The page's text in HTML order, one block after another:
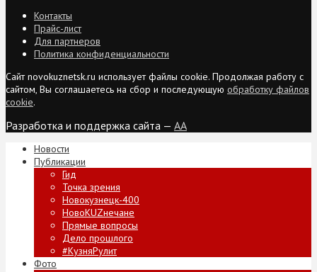
Контакты
Прайс-лист
Для партнеров
Политика конфиденциальности
Сайт novokuznetsk.ru использует файлы cookie. Продолжая работу с
сайтом, Вы соглашаетесь на сбор и последующую обработку файлов
cookie.
Разработка и поддержка сайта — AA
Новости
Публикации
Гид
Точка зрения
Новокузнецк-400
НовоKUZнечане
Прямые вопросы
Дело прошлого
#КузняРулит
Фото